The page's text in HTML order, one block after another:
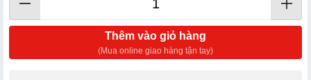
Thêm vào giỏ hàng
(Mua online giao hàng tận tay)